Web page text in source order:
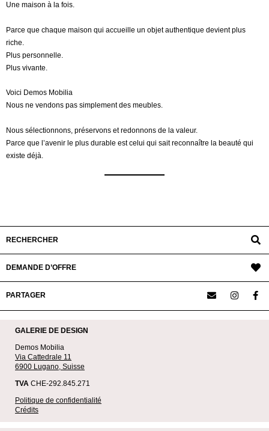
Une maison à la fois.
Parce que chaque maison qui accueille un objet authentique devient plus
riche.
Plus personnelle.
Plus vivante.
Voici Demos Mobilia
Nous ne vendons pas simplement des meubles.
Nous sélectionnons, préservons et redonnons de la valeur.
Parce que l’avenir le plus durable est celui qui sait reconnaître la beauté qui
existe déjà.
05-
18
RECHERCHER
DEMANDE D’OFFRE
PARTAGER
GALERIE DE DESIGN
Demos Mobilia
Via Cattedrale 11
6900 Lugano, Suisse
TVA CHE-292.845.271
Politique de confidentialité
Crédits